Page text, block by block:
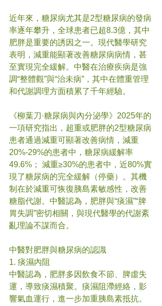
近年來，糖尿病尤其是2型糖尿病的發病
率逐年攀升，全球患者已超8.3億，其中
肥胖是重要的誘因之一。現代醫學研究
表明，減重能顯著改善糖尿病病情，甚
至實現完全緩解。中醫在治療疾病是強
調“整體觀”與“治未病”，其中在體重管理
和代謝調理方面積累了千年經驗。
《柳葉刀·糖尿病與內分泌學》2025年的
一項研究指出，超重或肥胖的2型糖尿病
患者通過減重可顯著改善病情，減重
20%-29%的患者中，糖尿病緩解率
49.6%； 減重≥30%的患者中，近80%實
現了糖尿病的完全緩解（停藥）。其機
制在於減重可恢復胰島素敏感性，改善
糖脂代謝。中醫認為，肥胖與“痰濕”“脾
胃失調”密切相關，與現代醫學的代謝紊
亂理論不謀而合。
中醫對肥胖與糖尿病的認識
1. 痰濕內阻
中醫認為，肥胖多因飲食不節、脾虛失
運，導致痰濕積聚。痰濕阻滯經絡，影
響氣血運行，進一步加重胰島素抵抗。